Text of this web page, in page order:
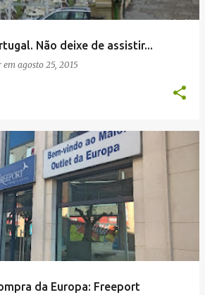
Não deixe de assistir...
em agosto 25, 2015
da Europa: Freeport